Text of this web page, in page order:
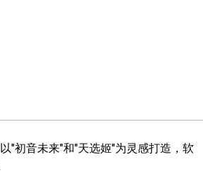
"初音未来"和"天选姬"为灵感打造，软